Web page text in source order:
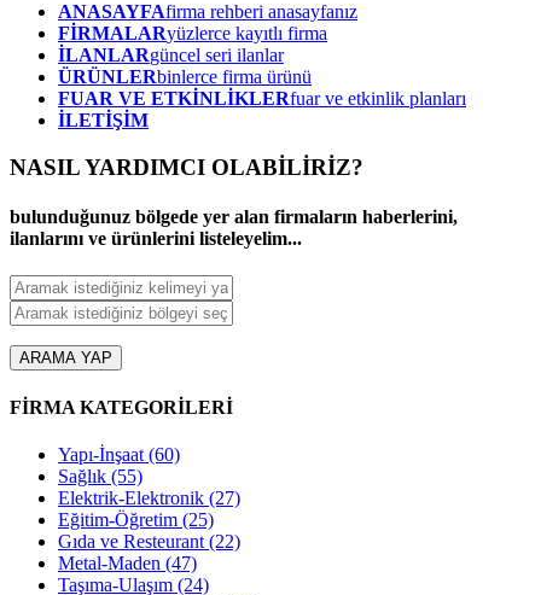
ANASAYFAfirma rehberi anasayfanız
FİRMALARyüzlerce kayıtlı firma
İLANLARgüncel seri ilanlar
ÜRÜNLERbinlerce firma ürünü
FUAR VE ETKİNLİKLERfuar ve etkinlik planları
İLETİŞİM
NASIL YARDIMCI OLABİLİRİZ?
bulunduğunuz bölgede yer alan firmaların haberlerini,
ilanlarını ve ürünlerini listeleyelim...
ARAMA YAP
FİRMA KATEGORİLERİ
Yapı-İnşaat (60)
Sağlık (55)
Elektrik-Elektronik (27)
Eğitim-Öğretim (25)
Gıda ve Resteurant (22)
Metal-Maden (47)
Taşıma-Ulaşım (24)